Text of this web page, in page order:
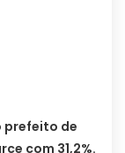
prefeito de
com 31,2%.